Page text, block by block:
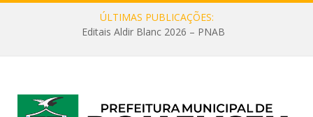
ÚLTIMAS PUBLICAÇÕES:
Editais Aldir Blanc 2026 – PNAB